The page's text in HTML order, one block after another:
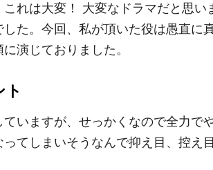
れは大変！ 大変なドラマだと思
た。今回、私が頂いた役は愚直に
演じておりました。
いますが、せっかくなので全力で
てしまいそうなんで抑え目、控え